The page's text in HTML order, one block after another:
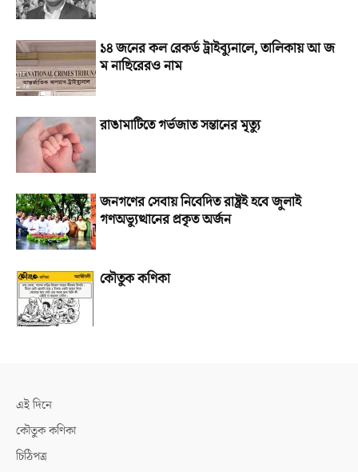
১৪ জনের কল রেকর্ড ট্রাইব্যুনালে, তালিকায় আ জ
ম নাছিরেরও নাম
রাঙামাটিতে গর্ভজাত সন্তানের মৃত্যু
জনগণের সেবায় নিবেদিত রাষ্ট্রই হবে জুলাই
গণঅভ্যুত্থানের প্রকৃত অর্জন
কৌতুক কণিকা
এই দিনে
কৌতুক কণিকা
চিঠিপত্র